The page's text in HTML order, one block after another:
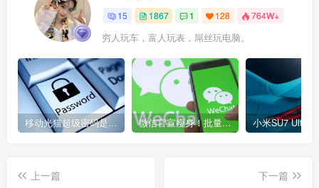
15 1867 1 128 764W+
穷人玩车，富人玩表，屌丝玩电脑。
移动光猫超级密码是多少？移动光猫超级管理员后台账号与密码 微信官宣瘦身！批量清理原图新功能来了 安卓、iOS均可使用
上一篇
下一篇